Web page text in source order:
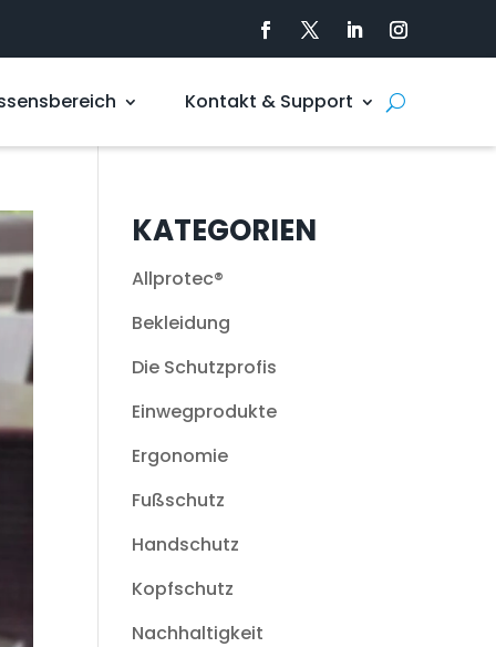
Kontakt & Support
KATEGORIEN
Allprotec®
Bekleidung
Die Schutzprofis
Einwegprodukte
Ergonomie
Fußschutz
Handschutz
Kopfschutz
Nachhaltigkeit